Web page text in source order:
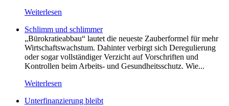
Weiterlesen
Schlimm und schlimmer
„Bürokratieabbau“ lautet die neueste Zauberformel für mehr
Wirtschaftswachstum. Dahinter verbirgt sich Deregulierung
oder sogar vollständiger Verzicht auf Vorschriften und
Kontrollen beim Arbeits- und Gesundheitsschutz. Wie...
Weiterlesen
Unterfinanzierung bleibt